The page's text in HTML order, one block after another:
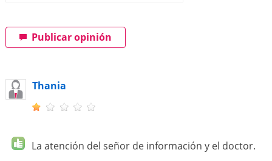
Publicar opinión
Thania
La atención del señor de información y el doctor.